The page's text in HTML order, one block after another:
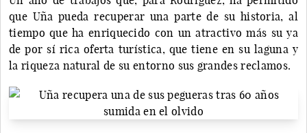
que Uña pueda recuperar una parte de su historia, al
tiempo que ha enriquecido con un atractivo más su ya
de por sí rica oferta turística, que tiene en su laguna y
la riqueza natural de su entorno sus grandes reclamos.